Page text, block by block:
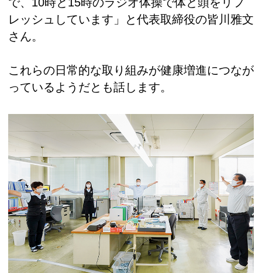
で、10時と15時のラジオ体操で体と頭をリフ
レッシュしています」と代表取締役の皆川雅文
さん。
これらの日常的な取り組みが健康増進につなが
っているようだとも話します。